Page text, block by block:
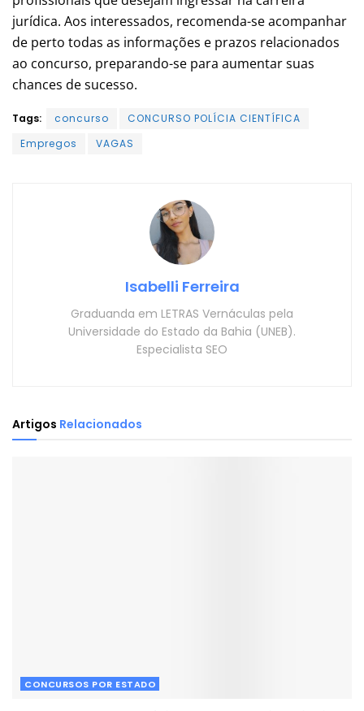
jurídica. Aos interessados, recomenda-se acompanhar
de perto todas as informações e prazos relacionados
ao concurso, preparando-se para aumentar suas
chances de sucesso.
Tags: concurso
CONCURSO POLÍCIA CIENTÍFICA
Empregos
VAGAS
Isabelli Ferreira
Graduanda em LETRAS Vernáculas pela
Universidade do Estado da Bahia (UNEB).
Especialista SEO
Artigos Relacionados
CONCURSOS POR ESTADO